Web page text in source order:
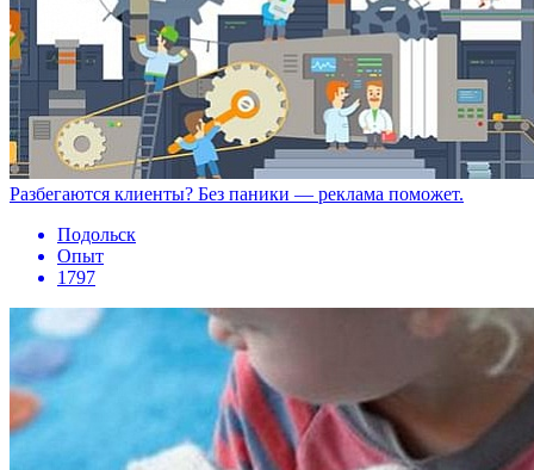
Разбегаются клиенты? Без паники — реклама поможет.
Подольск
Опыт
1797